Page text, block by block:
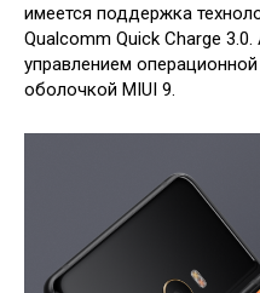
имеется поддержка
Qualcomm Quick Charge
управлением
оболочкой MIUI 9.